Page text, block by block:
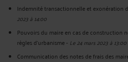
Indemnité transactionnelle et exonération
2023 à 14:00
Pouvoirs du maire en cas de construction
règles d'urbanisme- Le 24 mars 2023 à 13:00
Communication des notes de frais des